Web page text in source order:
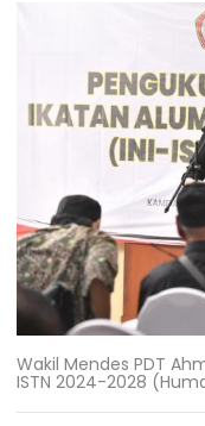
Wakil Mendes PDT
ISTN 2024-2028